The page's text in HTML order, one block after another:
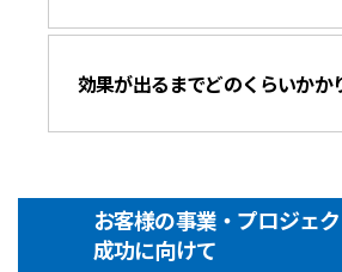
効果が出るまでどのくらいかか
お客様の事業・プロジェ
成功に向けて